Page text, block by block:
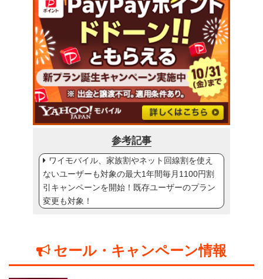
参考記事
ワイモバイル、家族割やネット回線割を使え
ないユーザーも対象の最大1年間毎月1100円割
引キャンペーンを開始！既存ユーザーのプラン
変更も対象！
セール・キャンペーン情報